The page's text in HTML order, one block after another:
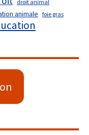
droit animal
animale foie gras